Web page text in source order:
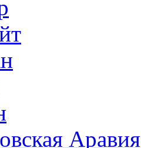
Аравия